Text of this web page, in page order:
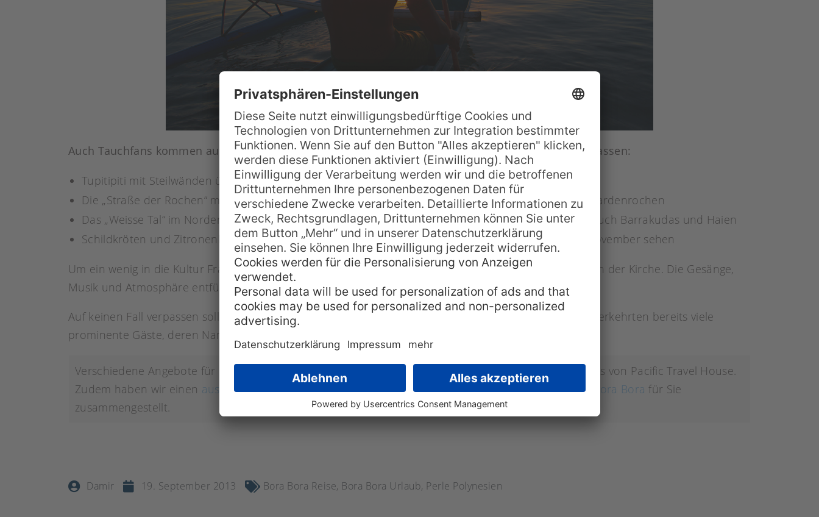
Auch Tauchfans kommen auf Bora Bora auf Ihre Kosten. Folgende Tauchspots sollten Sie nicht verpassen:
Tupitipiti mit Steilwänden übersät von farbenprächtigen Korallen, Schwämmen und Hornkorallen
Die „Straße der Rochen“ mit verschiedenen Arten, darunter Schwärme von mehreren hundert Leopardenrochen
Das „Weisse Tal“ im Norden der Insel (ausserhalb der Lagune) mit tausender bunten Fischen, aber auch Barrakudas und Haien
Schildkröten und Zitronenhaie finden Sie an mehreren Tauchspots, Buckelwale kann man nur im November sehen
Um ein wenig in die Kultur Französisch Polynesiens einzutauchen empfiehlt sich ein Sonntags-Besuch in der Kirche. Die Gesänge,
Musik und Atmosphäre entführen Sie in eine andere Welt.
Auf keinen Fall verpassen sollten Sie dieweltweit bekannte Bar mit Restaurant „Bloody Mary’s“.
Hier verkehrten bereits viele
prominente Gäste, deren Namen auf einem Holzbrett am Eingang verewigt wurden.
Verschiedene Angebote für Französisch Polynesien und den Bora Bora Urlaub
finden natürlich bei uns von Pacific Travel House.
Zudem haben wir einen ausführlichen Online Reiseführer mit vielen weiteren interessanten Infos zu Bora Bora für Sie
zusammengestellt.
Damir 19. September 2013 Bora Bora Reise, Bora Bora Urlaub, Perle Polynesien